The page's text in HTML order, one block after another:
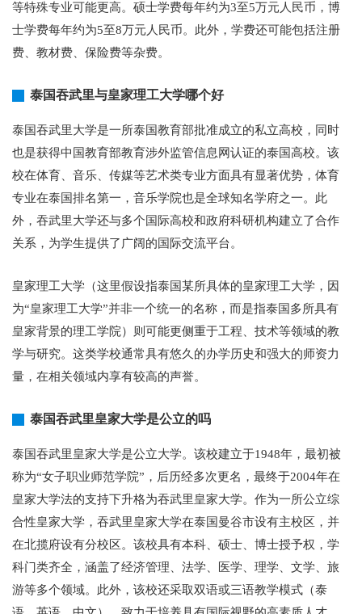
等特殊专业可能更高。硕士学费每年约为3至5万元人民币，博
士学费每年约为5至8万元人民币。此外，学费还可能包括注册
费、教材费、保险费等杂费。
泰国吞武里与皇家理工大学哪个好
泰国吞武里大学是一所泰国教育部批准成立的私立高校，同时
也是获得中国教育部教育涉外监管信息网认证的泰国高校。该
校在体育、音乐、传媒等艺术类专业方面具有显著优势，体育
专业在泰国排名第一，音乐学院也是全球知名学府之一。此
外，吞武里大学还与多个国际高校和政府科研机构建立了合作
关系，为学生提供了广阔的国际交流平台。
皇家理工大学（这里假设指泰国某所具体的皇家理工大学，因
为“皇家理工大学”并非一个统一的名称，而是指泰国多所具有
皇家背景的理工学院）则可能更侧重于工程、技术等领域的教
学与研究。这类学校通常具有悠久的办学历史和强大的师资力
量，在相关领域内享有较高的声誉。
泰国吞武里皇家大学是公立的吗
泰国吞武里皇家大学是公立大学。该校建立于1948年，最初被
称为“女子职业师范学院”，后历经多次更名，最终于2004年在
皇家大学法的支持下升格为吞武里皇家大学。作为一所公立综
合性皇家大学，吞武里皇家大学在泰国曼谷市设有主校区，并
在北揽府设有分校区。该校具有本科、硕士、博士授予权，学
科门类齐全，涵盖了经济管理、法学、医学、理学、文学、旅
游等多个领域。此外，该校还采取双语或三语教学模式（泰